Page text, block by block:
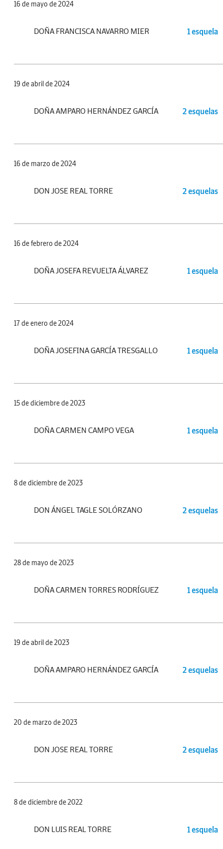
16 de mayo de 2024
DOÑA FRANCISCA NAVARRO MIER 1 esquela
19 de abril de 2024
DOÑA AMPARO HERNÁNDEZ GARCÍA 2 esquelas
16 de marzo de 2024
DON JOSE REAL TORRE 2 esquelas
16 de febrero de 2024
DOÑA JOSEFA REVUELTA ÁLVAREZ 1 esquela
17 de enero de 2024
DOÑA JOSEFINA GARCÍA TRESGALLO 1 esquela
15 de diciembre de 2023
DOÑA CARMEN CAMPO VEGA 1 esquela
8 de diciembre de 2023
DON ÁNGEL TAGLE SOLÓRZANO 2 esquelas
28 de mayo de 2023
DOÑA CARMEN TORRES RODRÍGUEZ 1 esquela
19 de abril de 2023
DOÑA AMPARO HERNÁNDEZ GARCÍA 2 esquelas
20 de marzo de 2023
DON JOSE REAL TORRE 2 esquelas
8 de diciembre de 2022
DON LUIS REAL TORRE 1 esquela